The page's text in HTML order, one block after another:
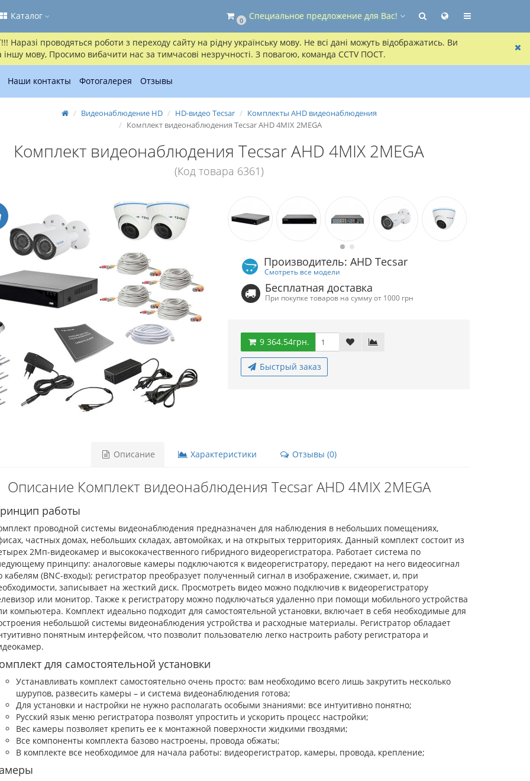
проводяться роботи з переходу сайту на рідну українську мову. Не всі дані можуть відображатись. Ви
мову, Просимо вибачити нас за тимчасові незручності. З повагою, команда CCTV ПОСТ.
Каталог 0 Специальное предложение для Вас!
Наши контакты Фотогалерея Отзывы
Видеонаблюдение HD HD-видео Tecsar
Комплекты AHD видеонаблюдения
Комплект видеонаблюдения Tecsar AHD 4MIX 2MEGA
Комплект видеонаблюдения Tecsar AHD 4MIX 2MEGA
(Код товара 6361)
Производитель: AHD Tecsar
Смотреть все модели
Бесплатная доставка
При покупке товаров на сумму от 1000 грн
9 364.54грн.
Быстрый заказ
Описание Характеристики Отзывы (0)
Описание Комплект видеонаблюдения Tecsar AHD 4MIX 2MEGA
работы
проводной системы видеонаблюдения предназначен для наблюдения в небольших помещениях,
частных домах, небольших складах, автомойках, и на открытых территориях. Данный комплект состоит из
2Мп-видеокамер и высококачественного гибридного видеорегистратора. Работает система по
принципу: аналоговые камеры подключаются к видеорегистратору, передают на него видеосигнал
кабелям (BNC-входы); регистратор преобразует полученный сигнал в изображение, сжимает, и, при
записывает на жесткий диск. Просмотреть видео можно подключив к видеорегистратору
или монитор. Также к регистратору можно подключаться удаленно при помощи мобильного устройства
компьютера. Комплект идеально подходит для самостоятельной установки, включает в себя необходимые для
небольшой системы видеонаблюдения устройства и расходные материалы. Регистратор обладает
понятным интерфейсом, что позволит пользователю легко настроить работу регистратора и
для самостоятельной установки
Устанавливать комплект самостоятельно очень просто: вам необходимо всего лишь закрутить несколько
шурупов, развесить камеры – и система видеонаблюдения готова;
Для установки и настройки не нужно располагать особыми знаниями: все интуитивно понятно;
Русский язык меню регистратора позволят упростить и ускорить процесс настройки;
Вес камеры позволяет крепить ее к монтажной поверхности жидкими гвоздями;
Все компоненты комплекта базово настроены, провода обжаты;
В комплекте все необходимое для начала работы: видеорегистратор, камеры, провода, крепление;